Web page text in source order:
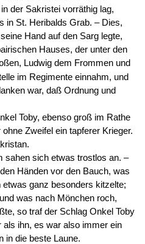
der Sakristei vorräthig lag,
in St. Heribalds Grab. – Dies,
Hand auf den Sarg legte,
Hauses, der unter den
Ludwig dem Frommen und
im Regimente einnahm, und
war, daß Ordnung und
Toby, ebenso groß im Rathe
Zweifel ein tapferer Krieger.
sahen sich etwas trostlos an. –
Händen vor den Bauch, was
ganz besonders kitzelte;
was nach Mönchen roch,
so traf der Schlag Onkel Toby
als ihn, es war also immer ein
in die beste Laune.